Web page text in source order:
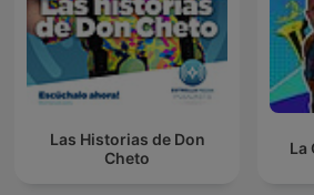
Las Historias de Don
Cheto
La